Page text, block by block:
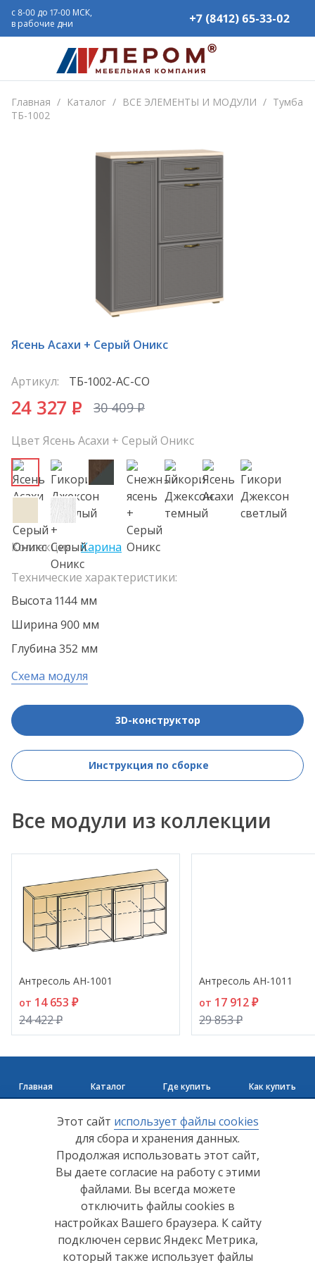
+7 (8412) 65-33-02
с 8-00 до 17-00 МСК,
в рабочие дни
Главная / Каталог / ВСЕ ЭЛЕМЕНТЫ И МОДУЛИ / Тумба
ТБ-1002
Ясень Асахи + Серый Оникс
Артикул: ТБ-1002-АС-СО
24 327 P 30 409P
Цвет Ясень Асахи + Серый Оникс
Коллекция
Карина
Технические характеристики:
Высота 1144 мм
Ширина 900 мм
Глубина 352 мм
Схема модуля
3D-конструктор
Инструкция по сборке
Все модули из коллекции
Антресоль АН-1001
от 14 653 ₽
24 422 ₽
Антресоль АН-1011
от 17 912 ₽
29 853 ₽
Главная Каталог Где купить Как купить
+7 (8412) 65-33-00
info@lerom.ru
Согласие на обработку персональных данных
Политика конфиденциальности
Согласие на обработку персональных данных Яндекс
Этот сайт использует файлы cookies
для сбора и хранения данных.
Продолжая использовать этот сайт,
Вы даете согласие на работу с этими
файлами. Вы всегда можете
отключить файлы cookies в
настройках Вашего браузера. К сайту
подключен сервис Яндекс Метрика,
который также использует файлы